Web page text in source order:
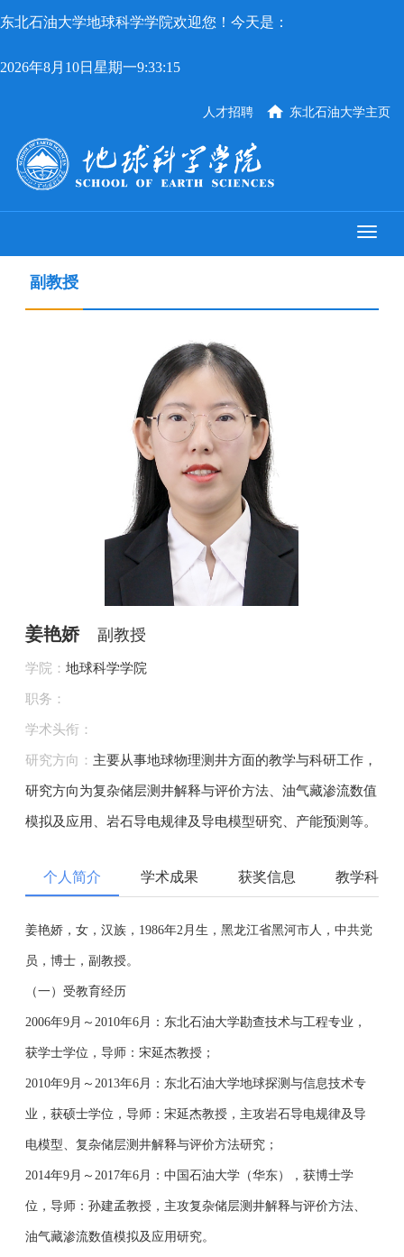
东北石油大学地球科学学院欢迎您！今天是：
2026年8月10日星期一9:33:15
东北石油大学主页
人才招聘
副教授
姜艳娇 副教授
学院：地球科学学院
职务：
学术头衔：
研究方向： 主要从事地球物理测井方面的教学与科研工作，
研究方向为复杂储层测井解释与评价方法、油气藏渗流数值
模拟及应用、岩石导电规律及导电模型研究、产能预测等。
个人简介 学术成果 获奖信息 教学科研
姜艳娇，女，汉族，1986年2月生，黑龙江省黑河市人，中共党
员，博士，副教授。
（一）受教育经历
2006年9月～2010年6月：东北石油大学勘查技术与工程专业，
获学士学位，导师：宋延杰教授；
2010年9月～2013年6月：东北石油大学地球探测与信息技术专
业，获硕士学位，导师：宋延杰教授，主攻岩石导电规律及导
电模型、复杂储层测井解释与评价方法研究；
2014年9月～2017年6月：中国石油大学（华东），获博士学
位，导师：孙建孟教授，主攻复杂储层测井解释与评价方法、
油气藏渗流数值模拟及应用研究。